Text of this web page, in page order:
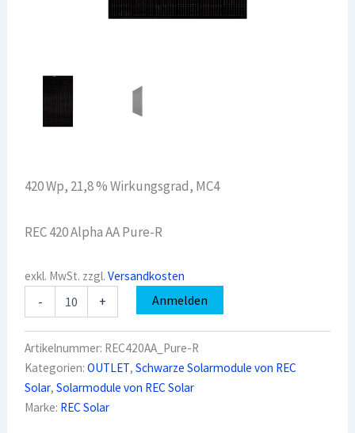
420 Wp, 21,8 % Wirkungsgrad, MC4
REC 420 Alpha AA Pure-R
exkl. MwSt. zzgl.Versandkosten
-
420
Wp
Alpha
AA
Pure-
+ Anmelden
Artikelnummer: REC420AA_Pure-R
Kategorien:OUTLET,Schwarze Solarmodule von REC
Solar,Solarmodule von REC Solar
Marke: REC Solar